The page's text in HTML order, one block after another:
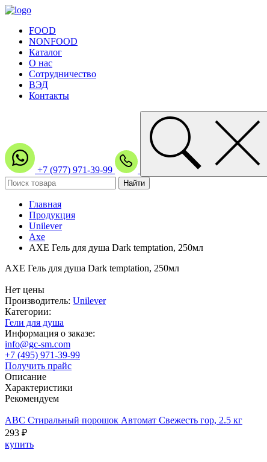
FOOD
NONFOOD
Каталог
О нас
Сотрудничество
ВЭД
Контакты
+7 (977) 971-39-99
Главная
Продукция
Unilever
Axe
AXE Гель для душа Dark temptation, 250мл
AXE Гель для душа Dark temptation, 250мл
Нет цены
Производитель: Unilever
Категории:
Гели для душа
Информация о заказе:
info@gc-sm.com
+7 (495) 971-39-99
Получить прайс
Описание
Характеристики
Рекомендуем
ABC Стиральный порошок Автомат Свежесть гор, 2.5 кг
293 ₽
купить